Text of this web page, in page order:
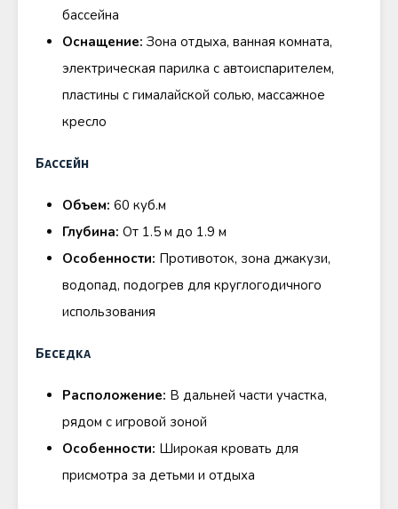
бассейна
Оснащение: Зона отдыха, ванная комната,
электрическая парилка с автоиспарителем,
пластины с гималайской солью, массажное
кресло
Бассейн
Объем: 60 куб.м
Глубина: От 1.5 м до 1.9 м
Особенности: Противоток, зона джакузи,
водопад, подогрев для круглогодичного
использования
Беседка
Расположение: В дальней части участка,
рядом с игровой зоной
Особенности: Широкая кровать для
присмотра за детьми и отдыха